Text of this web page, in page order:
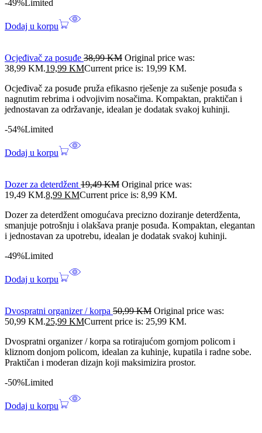
-49% Limited
Dodaj u korpu
Ocjeđivač za posuđe 38,99KM Original price was:
38,99 KM.19,99 KMCurrent price is: 19,99 KM.
Ocjeđivač za posuđe pruža efikasno rješenje za sušenje posuđa s
nagnutim rebrima i odvojivim nosačima. Kompaktan, praktičan i
jednostavan za održavanje, idealan je dodatak svakoj kuhinji.
-54%Limited
Dodaj u korpu
Dozer za deterdžent 19,49KM Original price was:
19,49 KM.8,99 KMCurrent price is: 8,99 KM.
Dozer za deterdžent omogućava precizno doziranje deterdženta,
smanjuje potrošnju i olakšava pranje posuđa. Kompaktan, elegantan
i jednostavan za upotrebu, idealan je dodatak svakoj kuhinji.
-49%Limited
Dodaj u korpu
Dvospratni organizer / korpa 50,99KM Original price was:
50,99 KM.25,99 KMCurrent price is: 25,99 KM.
Dvospratni organizer / korpa sa rotirajućom gornjom policom i
kliznom donjom policom, idealan za kuhinje, kupatila i radne sobe.
Praktičan i moderan dizajn koji maksimizira prostor.
-50%Limited
Dodaj u korpu